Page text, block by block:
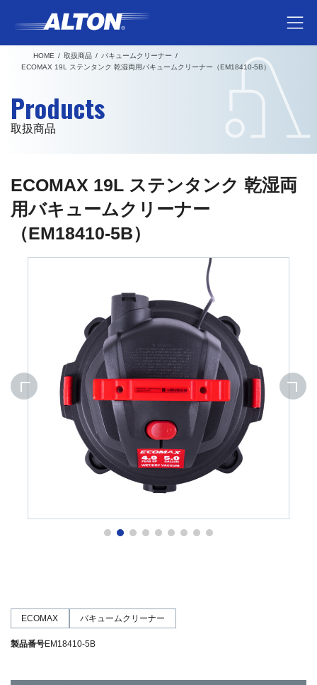
テ
ゲ
HOME 取扱商品
バキュームクリーナー
ECOMAX 19L ステンタンク 乾湿両用バキュームクリーナー（EM18410-5B）
Products
取扱商品
ECOMAX 19L ステンタンク 乾湿両
用バキュームクリーナー
（EM18410-5B）
ECOMAX バキュームクリーナー
製品番号EM18410-5B